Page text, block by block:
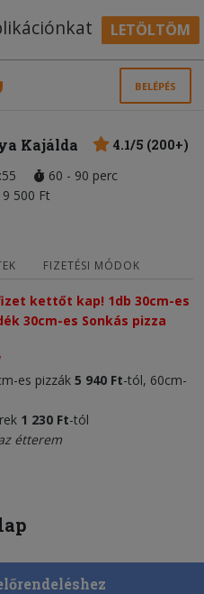
LETÖLTÖM
BELÉPÉS
Kajálda
4.1/5 (200+)
60 - 90 perc
500 Ft
FIZETÉSI MÓDOK
kettőt kap! 1db 30cm-es
30cm-es Sonkás pizza
es pizzák 5 940 Ft-tól, 60cm-
1 230 Ft-tól
étterem